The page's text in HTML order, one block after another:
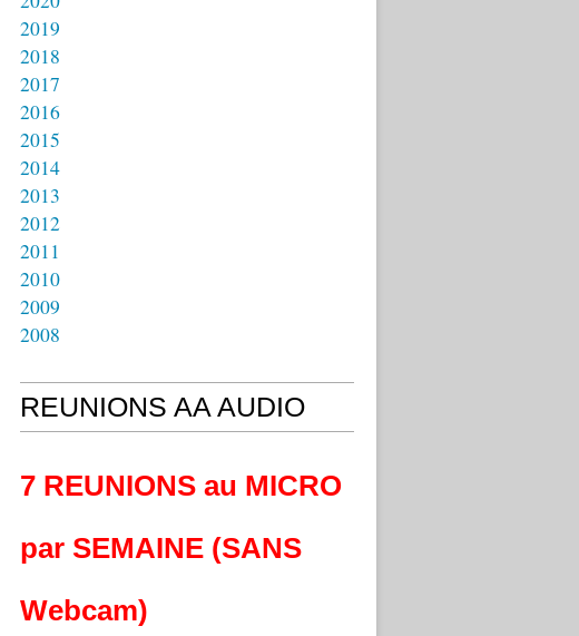
2019
2018
2017
2016
2015
2014
2013
2012
2011
2010
2009
2008
REUNIONS AA AUDIO
7 REUNIONS au MICRO
par SEMAINE (SANS
Webcam)